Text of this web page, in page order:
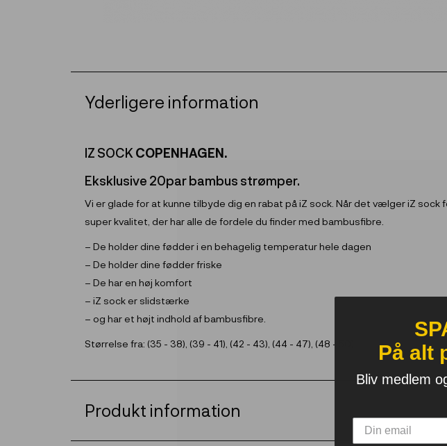
Yderligere information
IZ SOCK COPENHAGEN.
Eksklusive 20par bambus strømper.
Vi er glade for at kunne tilbyde dig en rabat på iZ sock. Når det vælger iZ sock
super kvalitet, der har alle de fordele du finder med bambusfibre.
– De holder dine fødder i en behagelig temperatur hele dagen
– De holder dine fødder friske
– De har en høj komfort
– iZ sock er slidstærke
– og har et højt indhold af bambusfibre.
Størrelse fra: (35 - 38), (39 - 41), (42 - 43), (44 - 47), (48 - 50).
Produkt information
På alt
Bliv medlem